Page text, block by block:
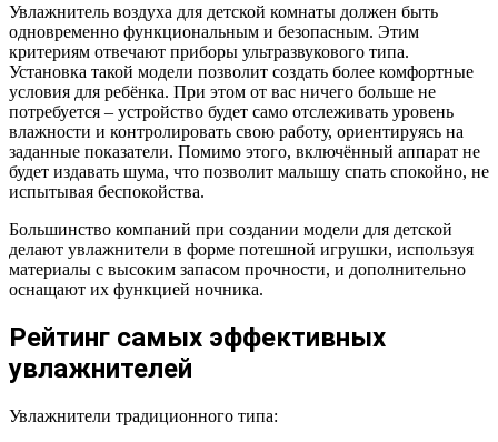
Увлажнитель воздуха для детской комнаты должен быть
одновременно функциональным и безопасным. Этим
критериям отвечают приборы ультразвукового типа.
Установка такой модели позволит создать более комфортные
условия для ребёнка. При этом от вас ничего больше не
потребуется – устройство будет само отслеживать уровень
влажности и контролировать свою работу, ориентируясь на
заданные показатели. Помимо этого, включённый аппарат не
будет издавать шума, что позволит малышу спать спокойно, не
испытывая беспокойства.
Большинство компаний при создании модели для детской
делают увлажнители в форме потешной игрушки, используя
материалы с высоким запасом прочности, и дополнительно
оснащают их функцией ночника.
Рейтинг самых эффективных
увлажнителей
Увлажнители традиционного типа: